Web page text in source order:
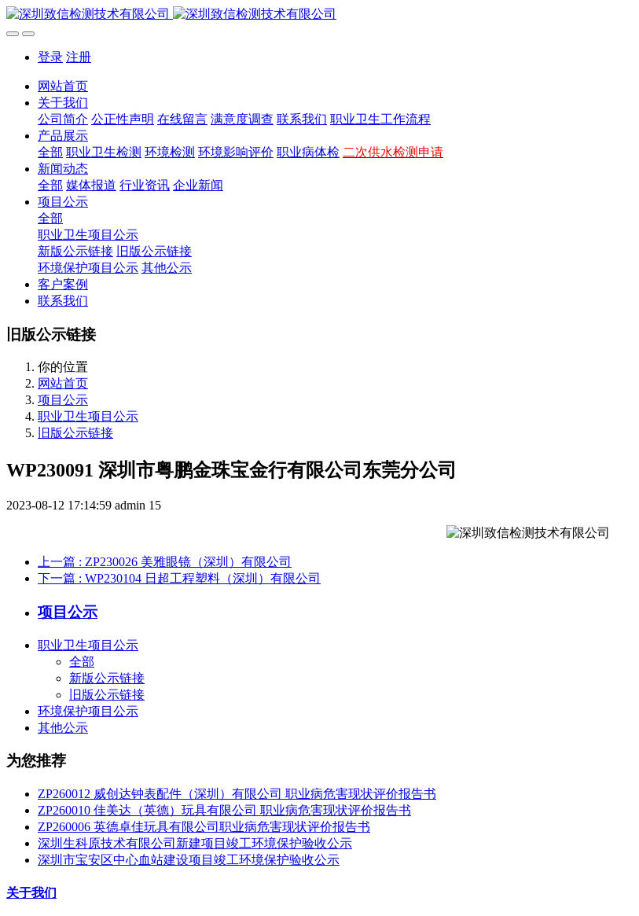
登录 注册
网站首页
关于我们
公司简介 公正性声明 在线留言 满意度调查 联系我们 职业卫生工作流程
产品展示
全部 职业卫生检测 环境检测 环境影响评价 职业病体检 二次供水检测申请
新闻动态
全部 媒体报道 行业资讯 企业新闻
项目公示
全部
职业卫生项目公示
新版公示链接
旧版公示链接
环境保护项目公示 其他公示
客户案例
联系我们
旧版公示链接
你的位置
网站首页
项目公示
职业卫生项目公示
旧版公示链接
WP230091 深圳市粤鹏金珠宝金行有限公司东莞分公司
2023-08-12 17:14:59 admin 15
上一篇 : ZP230026 美雅眼镜（深圳）有限公司
下一篇 : WP230104 日超工程塑料（深圳）有限公司
项目公示
职业卫生项目公示
全部
新版公示链接
旧版公示链接
环境保护项目公示
其他公示
为您推荐
ZP260012 威创达钟表配件（深圳）有限公司 职业病危害现状评价报告书
ZP260010 佳美达（英德）玩具有限公司 职业病危害现状评价报告书
ZP260006 英德卓佳玩具有限公司职业病危害现状评价报告书
深圳生科原技术有限公司新建项目竣工环境保护验收公示
深圳市宝安区中心血站建设项目竣工环境保护验收公示
关于我们